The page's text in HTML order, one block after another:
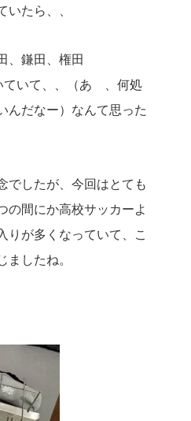
たら、、
、鎌田、権田
ていて、、（あゝ、何処
んだなー）なんて思った
でしたが、今回はとても
の間にか高校サッカーよ
りが多くなっていて、こ
したね。